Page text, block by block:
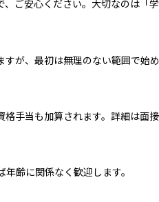
ご安心ください。大切なのは「
が、最初は無理のない範囲で始
手当も加算されます。詳細は面接
齢に関係なく歓迎します。